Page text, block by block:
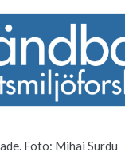
Foto: Mihai Surdu